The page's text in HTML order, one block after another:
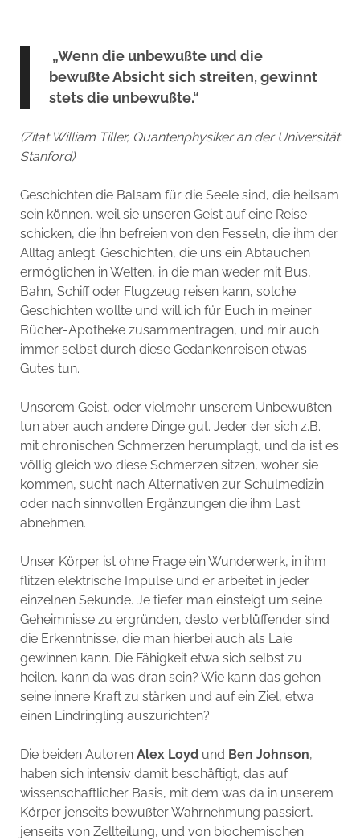
„Wenn die unbewußte und die
bewußte Absicht sich streiten, gewinnt
stets die unbewußte.“
(Zitat William Tiller, Quantenphysiker an der Universität
Stanford)
Geschichten die Balsam für die Seele sind, die heilsam
sein können, weil sie unseren Geist auf eine Reise
schicken, die ihn befreien von den Fesseln, die ihm der
Alltag anlegt. Geschichten, die uns ein Abtauchen
ermöglichen in Welten, in die man weder mit Bus,
Bahn, Schiff oder Flugzeug reisen kann, solche
Geschichten wollte und will ich für Euch in meiner
Bücher-Apotheke zusammentragen, und mir auch
immer selbst durch diese Gedankenreisen etwas
Gutes tun.
Unserem Geist, oder vielmehr unserem Unbewußten
tun aber auch andere Dinge gut. Jeder der sich z.B.
mit chronischen Schmerzen herumplagt, und da ist es
völlig gleich wo diese Schmerzen sitzen, woher sie
kommen, sucht nach Alternativen zur Schulmedizin
oder nach sinnvollen Ergänzungen die ihm Last
abnehmen.
Unser Körper ist ohne Frage ein Wunderwerk, in ihm
flitzen elektrische Impulse und er arbeitet in jeder
einzelnen Sekunde. Je tiefer man einsteigt um seine
Geheimnisse zu ergründen, desto verblüffender sind
die Erkenntnisse, die man hierbei auch als Laie
gewinnen kann. Die Fähigkeit etwa sich selbst zu
heilen, kann da was dran sein? Wie kann das gehen
seine innere Kraft zu stärken und auf ein Ziel, etwa
einen Eindringling auszurichten?
Die beiden Autoren Alex Loydund Ben Johnson,
haben sich intensiv damit beschäftigt, das auf
wissenschaftlicher Basis, mit dem was da in unserem
Körper jenseits bewußter Wahrnehmung passiert,
jenseits von Zellteilung, und von biochemischen